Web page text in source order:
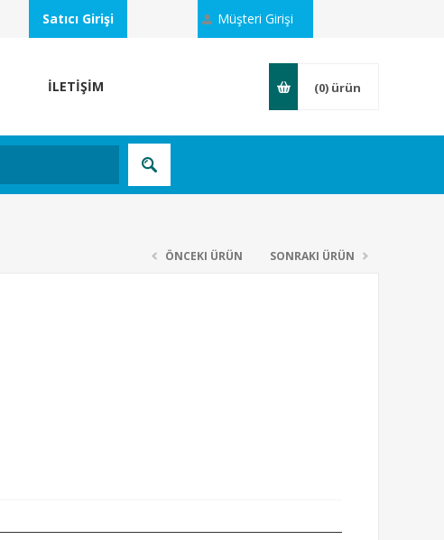
Satıcı Girişi Müşteri Girişi
İLETİŞİM (0) ürün
ÖNCEKI ÜRÜN SONRAKI ÜRÜN